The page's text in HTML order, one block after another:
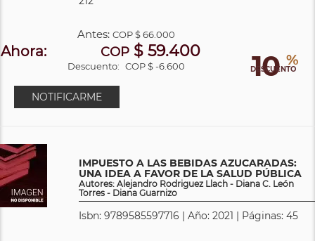
10 %
DESCUENTO
Antes: COP$ 66.000
Ahora: COP $ 59.400
Descuento: COP $ -6.600
NOTIFICARME
IMPUESTO A LAS BEBIDAS AZUCARADAS:
UNA IDEA A FAVOR DE LA SALUD PÚBLICA
Autores: Alejandro Rodriguez Llach - Diana C. León
Torres - Diana Guarnizo
Isbn: 9789585597716 | Año: 2021 | Páginas: 45